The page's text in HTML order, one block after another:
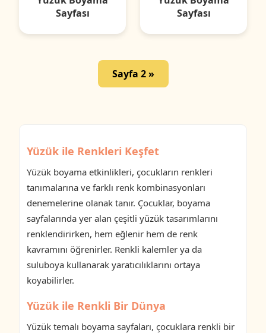
Sayfası
Sayfası
Sayfa 2 »
Yüzük ile Renkleri Keşfet
Yüzük boyama etkinlikleri, çocukların renkleri
tanımalarına ve farklı renk kombinasyonları
denemelerine olanak tanır. Çocuklar, boyama
sayfalarında yer alan çeşitli yüzük tasarımlarını
renklendirirken, hem eğlenir hem de renk
kavramını öğrenirler. Renkli kalemler ya da
suluboya kullanarak yaratıcılıklarını ortaya
koyabilirler.
Yüzük ile Renkli Bir Dünya
Yüzük temalı boyama sayfaları, çocuklara renkli bir